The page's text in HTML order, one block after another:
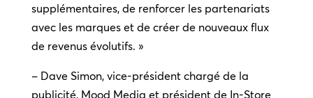
supplémentaires, de renforcer les partenariats
avec les marques et de créer de nouveaux flux
de revenus évolutifs. »
– Dave Simon, vice-président chargé de la
publicité, Mood Media et président de In-Store